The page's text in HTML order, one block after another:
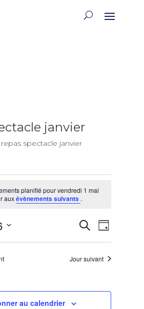
janvier
repas spectacle janvier
planifié pour vendredi 1 mai
auxévènements suivants .
de
Recherche
de
vues
Jour
Jour suivant
au calendrier